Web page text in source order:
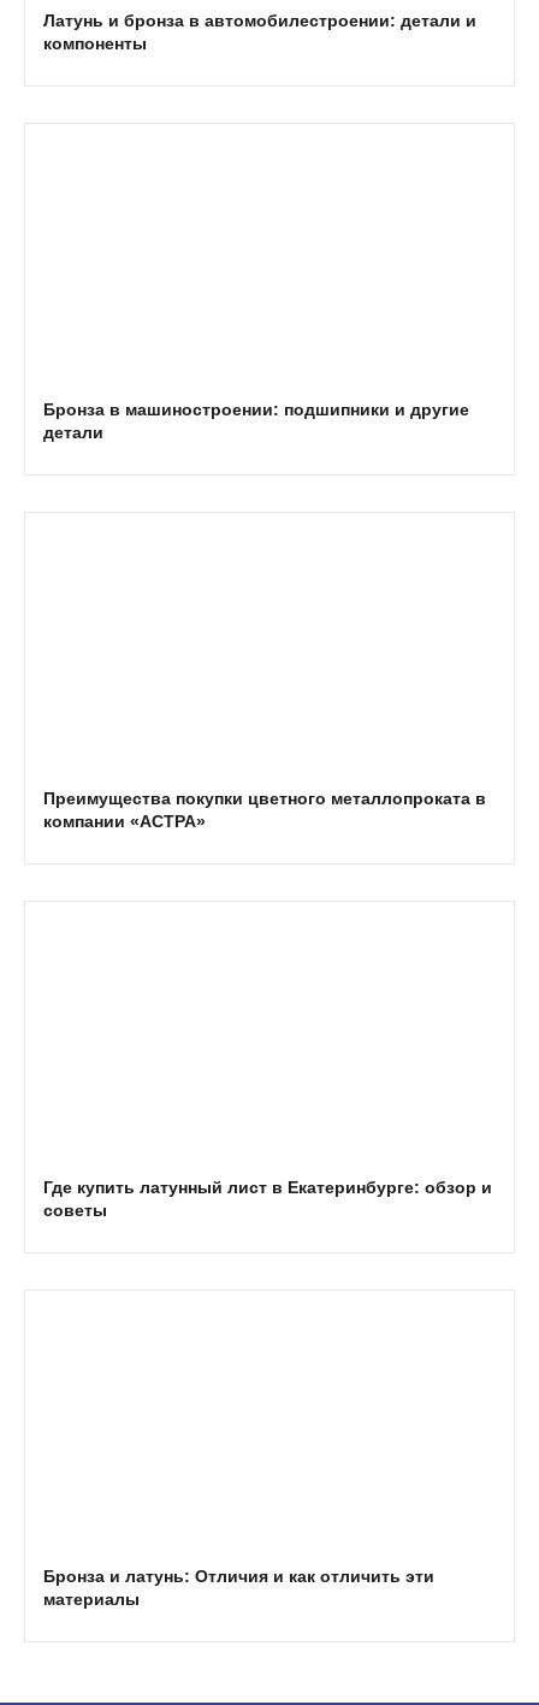
Латунь и бронза в автомобилестроении: детали и
компоненты
Бронза в машиностроении: подшипники и другие
детали
Преимущества покупки цветного металлопроката в
компании «АСТРА»
Где купить латунный лист в Екатеринбурге: обзор и
советы
Бронза и латунь: Отличия и как отличить эти
материалы